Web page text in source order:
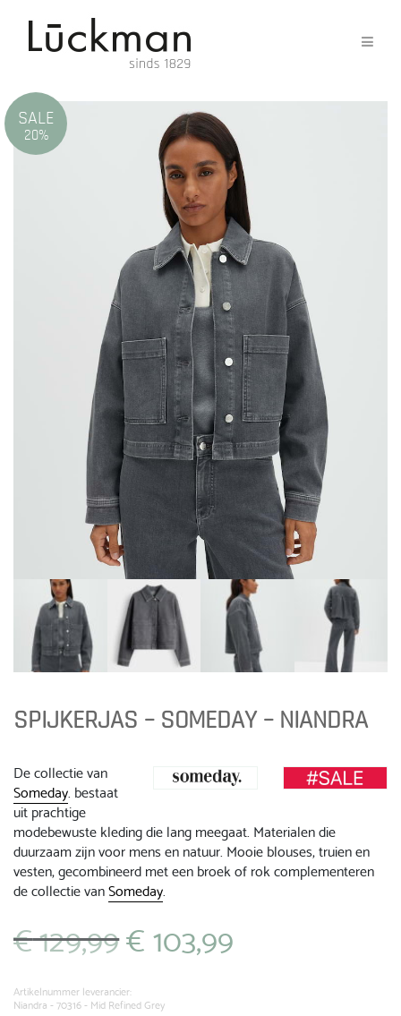
SALE
20%
SPIJKERJAS – SOMEDAY – NIANDRA
De collectie van
Someday. bestaat
uit prachtige
modebewuste kleding die lang meegaat. Materialen die
duurzaam zijn voor mens en natuur. Mooie blouses, truien en
vesten, gecombineerd met een broek of rok complementeren
de collectie vanSomeday.
€129,99 Oorspronkelijke
prijs
€ 129,99.
€103,99
Artikelnummer leverancier:
Niandra - 70316 - Mid Refined Grey